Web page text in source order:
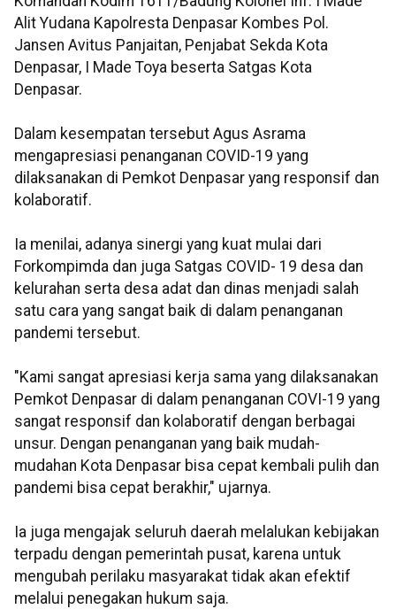
Alit Yudana Kapolresta Denpasar Kombes Pol.
Jansen Avitus Panjaitan, Penjabat Sekda Kota
Denpasar, I Made Toya beserta Satgas Kota
Denpasar.
Dalam kesempatan tersebut Agus Asrama
mengapresiasi penanganan COVID-19 yang
dilaksanakan di Pemkot Denpasar yang responsif dan
kolaboratif.
Ia menilai, adanya sinergi yang kuat mulai dari
Forkompimda dan juga Satgas COVID- 19 desa dan
kelurahan serta desa adat dan dinas menjadi salah
satu cara yang sangat baik di dalam penanganan
pandemi tersebut.
"Kami sangat apresiasi kerja sama yang dilaksanakan
Pemkot Denpasar di dalam penanganan COVI-19 yang
sangat responsif dan kolaboratif dengan berbagai
unsur. Dengan penanganan yang baik mudah-
mudahan Kota Denpasar bisa cepat kembali pulih dan
pandemi bisa cepat berakhir," ujarnya.
Ia juga mengajak seluruh daerah melalukan kebijakan
terpadu dengan pemerintah pusat, karena untuk
mengubah perilaku masyarakat tidak akan efektif
melalui penegakan hukum saja.